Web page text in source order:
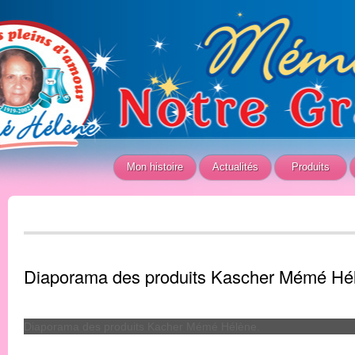
Mon histoire Actualités Produits
Diaporama des produits Kascher Mémé